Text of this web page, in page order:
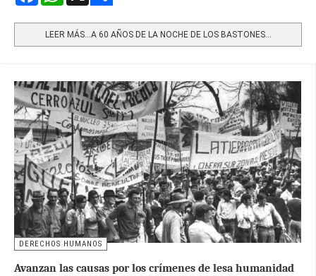
LEER MÁS…A 60 AÑOS DE LA NOCHE DE LOS BASTONES...
DERECHOS HUMANOS
Avanzan las causas por los crímenes de lesa humanidad